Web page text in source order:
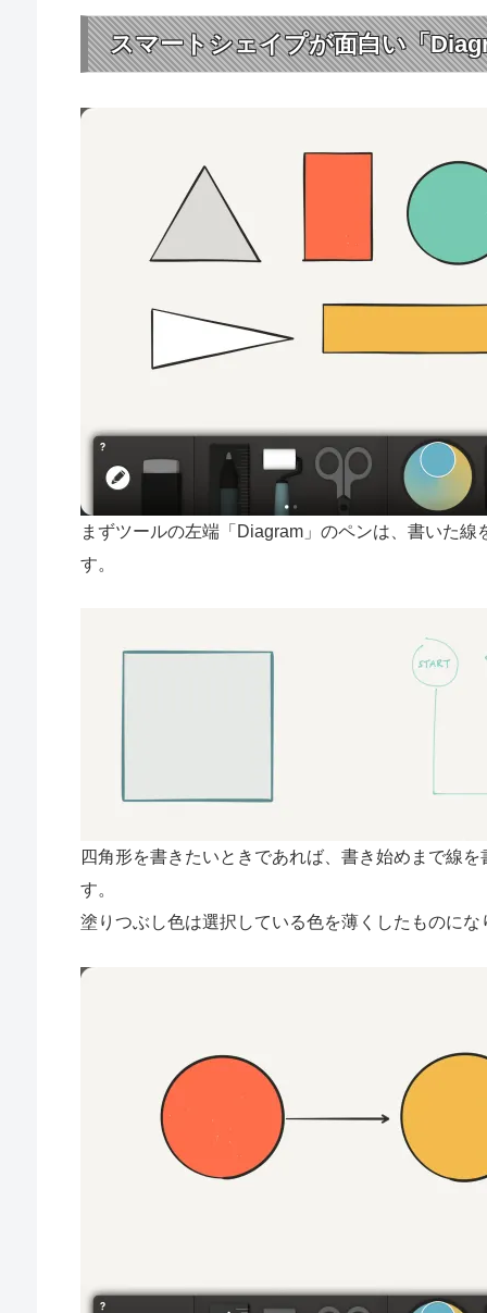
スマートシェイプが面白い「
まずツールの左端「Diagram」のペンは、書いた
す。
四角形を書きたいときであれば、書き始めまで線
す。
塗りつぶし色は選択している色を薄くしたものに